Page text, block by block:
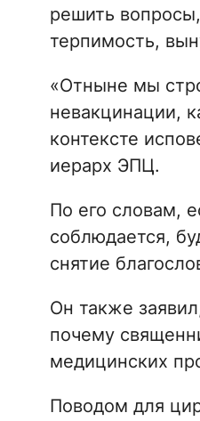
решить
терпимость,
«Отныне мы
невакцинации,
контексте
иерарх ЭПЦ.
По его словам,
соблюдается,
снятие
Он также
почему
медицинских
Поводом для